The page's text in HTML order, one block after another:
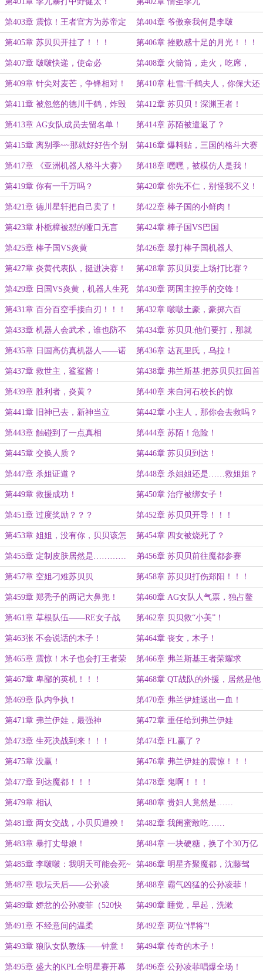
第403章 震惊！王者官方为苏帝定
制皮肤！
第404章 爷傲奈我何是李啵
啵！！！
第405章 苏贝贝开挂了！！！ 第406章 挫败感十足的月光！！！
第407章 啵啵快递，使命必
达！！！
第408章 火箭筒，走火，吃席，
懂？
第409章 针尖对麦芒，争锋相对！ 第410章 杜雪:千鹤夫人，你保大还
是保小？
第411章 被忽悠的德川千鹤，炸毁
自家产业！
第412章 苏贝贝！深渊王者！
第413章 AG女队成员去留名单！ 第414章 苏陌被遣返了？
第415章 离别季~~那就好好告个别
吧
第416章 爆料贴，三国的格斗大赛
机器人！
第417章 《亚洲机器人格斗大赛》
开赛在即！
第418章 嘿嘿，被模仿人是我！
第419章 你有一千万吗？ 第420章 你先不仁，别怪我不义！
第421章 德川星轩把自己卖了！ 第422章 棒子国的小鲜肉！
第423章 朴栀樟被怼的哑口无言 第424章 棒子国VS巴国
第425章 棒子国VS炎黄 第426章 暴打棒子国机器人
第427章 炎黄代表队，挺进决赛！ 第428章 苏贝贝要上场打比赛？
第429章 日国VS炎黄，机器人生死
战！！！
第430章 两国主控手的交锋！
第431章 百分百空手接白刃！！！ 第432章 啵啵土豪，豪掷六百
万！！！
第433章 机器人会武术，谁也防不
住！
第434章 苏贝贝:他们要打，那就
打！
第435章 日国高仿真机器人——诺
玛！！！
第436章 达瓦里氏，乌拉！
第437章 救世主，鲨鲨酱！ 第438章 弗兰斯基:把苏贝贝扛回首
都！
第439章 胜利者，炎黄？ 第440章 来自河石校长的惊
骇！！！
第441章 旧神已去，新神当立 第442章 小主人，那你会去救吗？
第443章 触碰到了一点真相 第444章 苏陌！危险！
第445章 交换人质？ 第446章 苏贝贝到达！
第447章 杀姐证道？ 第448章 杀姐姐还是……救姐姐？
第449章 救援成功！ 第450章 治疗被绑女子！
第451章 过度奖励？？？ 第452章 苏贝贝开导！！！
第453章 姐姐，没有你，贝贝该怎
么活啊？
第454章 四女被烧死了？
第455章 定制皮肤居然是………… 弟456章 苏贝贝前往魔都参赛
第457章 空姐刁难苏贝贝 第458章 苏贝贝打伤郑阳！！！
第459章 郑秃子的两记大鼻兜！ 第460章 AG女队人气票，独占鳌
头！！！
第461章 草根队伍——RE女子战
队！
第462章 贝贝救“小美”！
第463张 不会说话的木子！ 第464章 丧女，木子！
第465章 震惊！木子也会打王者荣
耀？？？
第466章 弗兰斯基王者荣耀求
救！！！
第467章 卑鄙的英机！！！ 第468章 QT战队的外援，居然是他
们！！！
第469章 队内争执！ 第470章 弗兰伊娃送出一血！
第471章 弗兰伊娃，最强神
射！！！
第472章 重任给到弗兰伊娃
第473章 生死决战到来！！！ 第474章 FL赢了？
第475章 没赢！ 第476章 弗兰伊娃的震惊！！！
第477章 到达魔都！！！ 第478章 鬼啊！！！
第479章 相认 第480章 贵妇人竟然是……
第481章 两女交战，小贝贝遭殃！ 第482章 我闺蜜敢吃……
第483章 暴打丈母娘！ 第484章 一块硬糖，换了个30万亿
的家族
第485章 李啵啵：我明天可能会死~ 第486章 明星齐聚魔都，沈藤驾
到！！！
第487章 歌坛天后——公孙凌
菲！！！
第488章 霸气凶猛的公孙凌菲！
第489章 娇忿的公孙凌菲（520快
乐）
第490章 睡觉，早起，洗漱
第491章 不经意间的温柔 第492章 两位“悍将”!
第493章 狼队女队教练——钟意！ 第494章 传奇的木子！
第495章 盛大的KPL全明星赛开幕 第496章 公孙凌菲唱爆全场！